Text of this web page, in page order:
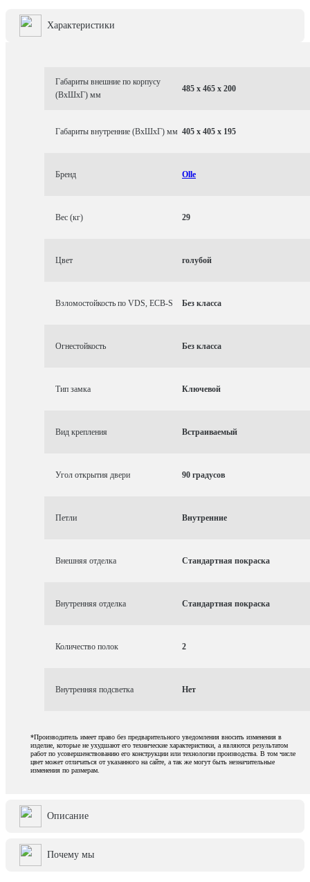
Характеристики
Габариты внешние по корпусу
(ВхШхГ) мм
485 x 465 x 200
Габариты внутренние (ВхШхГ) мм 405 x 405 x 195
Бренд Olle
Вес (кг) 29
Цвет голубой
Взломостойкость по VDS, ECB-S Без класса
Огнестойкость Без класса
Тип замка Ключевой
Вид крепления Встраиваемый
Угол открытия двери 90 градусов
Петли Внутренние
Внешняя отделка Стандартная покраска
Внутренняя отделка Стандартная покраска
Количество полок 2
Внутренняя подсветка Нет
*Производитель имеет право без предварительного уведомления вносить изменения в
изделие, которые не ухудшают его технические характеристики, а являются результатом
работ по усовершенствованию его конструкции или технологии производства. В том числе
цвет может отличаться от указанного на сайте, а так же могут быть незначительные
изменения по размерам.
Описание
Почему мы